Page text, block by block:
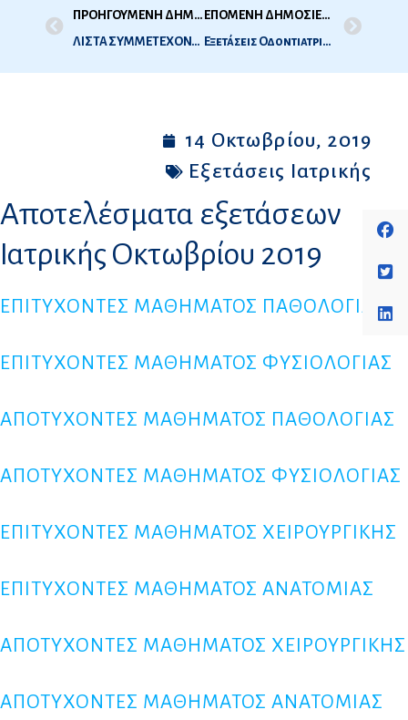
ΠΡΟΗΓΟΥΜΕΝΗ ΔΗΜΟΣΙΕΥΣΗ
ΛΙΣΤΑ ΣΥΜΜΕΤΕΧΟΝΤΩΝ ΣΤΙΣ ΕΞΕΤΑΣΕΙΣ ΙΑΤΡΙΚΗΣ ΠΕΡΙΟΔΟΥ ΟΚΤΩΒΡΙΟΥ 2019 (2Η ΕΞΕΤΑΣΤΙΚΗ ΠΕΡΙΟΔΟΣ 2019)
ΕΠΟΜΕΝΗ ΔΗΜΟΣΙΕΥΣΗ
Εξετάσεις Οδοντιατρικής 2019 -2η Εξεταστική περίοδος, Νοέμβριος 2019 – Ώρες Προσέλευσης
14 Οκτωβρίου, 2019
Εξετάσεις Ιατρικής
Αποτελέσματα εξετάσεων
Ιατρικής Οκτωβρίου 2019
ΕΠΙΤΥΧΟΝΤΕΣ ΜΑΘΗΜΑΤΟΣ ΠΑΘΟΛΟΓΙΑΣ
ΕΠΙΤΥΧΟΝΤΕΣ ΜΑΘΗΜΑΤΟΣ ΦΥΣΙΟΛΟΓΙΑΣ
ΑΠΟΤΥΧΟΝΤΕΣ ΜΑΘΗΜΑΤΟΣ ΠΑΘΟΛΟΓΙΑΣ
ΑΠΟΤΥΧΟΝΤΕΣ ΜΑΘΗΜΑΤΟΣ ΦΥΣΙΟΛΟΓΙΑΣ
ΕΠΙΤΥΧΟΝΤΕΣ ΜΑΘΗΜΑΤΟΣ ΧΕΙΡΟΥΡΓΙΚΗΣ
ΕΠΙΤΥΧΟΝΤΕΣ ΜΑΘΗΜΑΤΟΣ ΑΝΑΤΟΜΙΑΣ
ΑΠΟΤΥΧΟΝΤΕΣ ΜΑΘΗΜΑΤΟΣ ΧΕΙΡΟΥΡΓΙΚΗΣ
ΑΠΟΤΥΧΟΝΤΕΣ ΜΑΘΗΜΑΤΟΣ ΑΝΑΤΟΜΙΑΣ